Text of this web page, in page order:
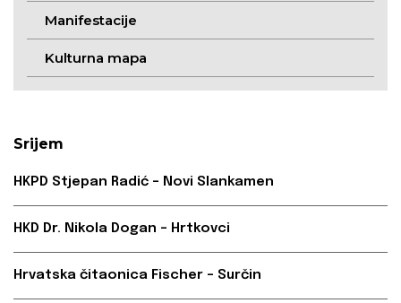
Manifestacije
Kulturna mapa
Srijem
HKPD Stjepan Radić – Novi Slankamen
HKD Dr. Nikola Dogan – Hrtkovci
Hrvatska čitaonica Fischer – Surčin